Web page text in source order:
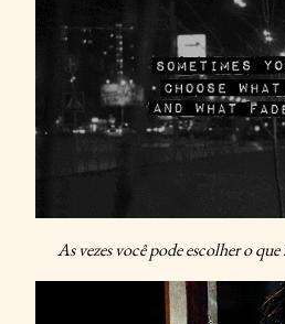
As vezes você pode escolher o